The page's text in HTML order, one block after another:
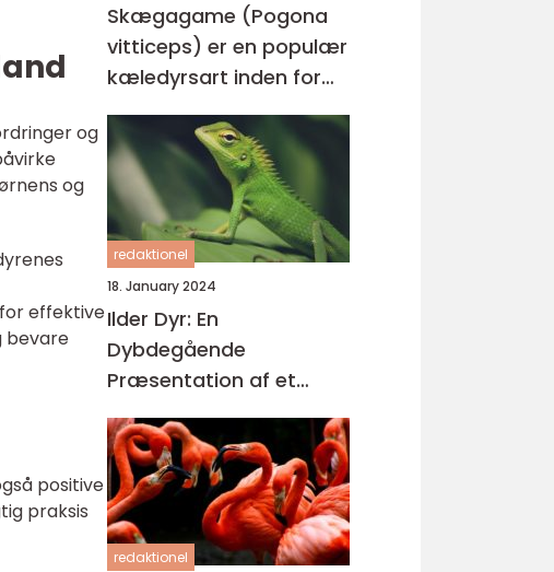
og
og
effektive
bevare
positive
praksis
Skægagame (Pogona
vitticeps) er en populær
kæledyrsart inden for
reptilverdenen
redaktionel
18. January 2024
Ilder Dyr: En
Dybdegående
Præsentation af et
Fascinerende Kæledyr
redaktionel